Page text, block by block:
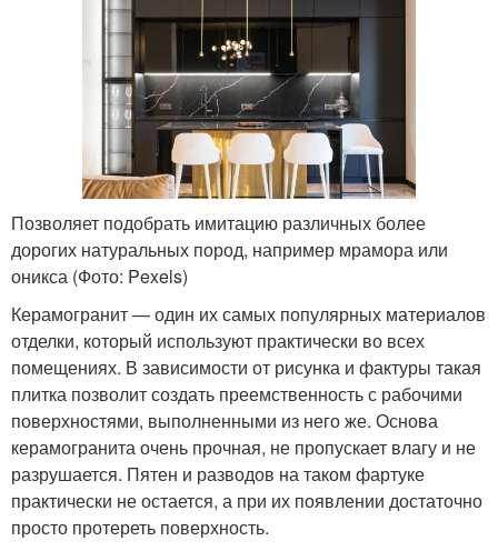
Позволяет подобрать имитацию различных более
дорогих натуральных пород, например мрамора или
оникса (Фото: Pexels)
Керамогранит — один их самых популярных материалов
отделки, который используют практически во всех
помещениях. В зависимости от рисунка и фактуры такая
плитка позволит создать преемственность с рабочими
поверхностями, выполненными из него же. Основа
керамогранита очень прочная, не пропускает влагу и не
разрушается. Пятен и разводов на таком фартуке
практически не остается, а при их появлении достаточно
просто протереть поверхность.